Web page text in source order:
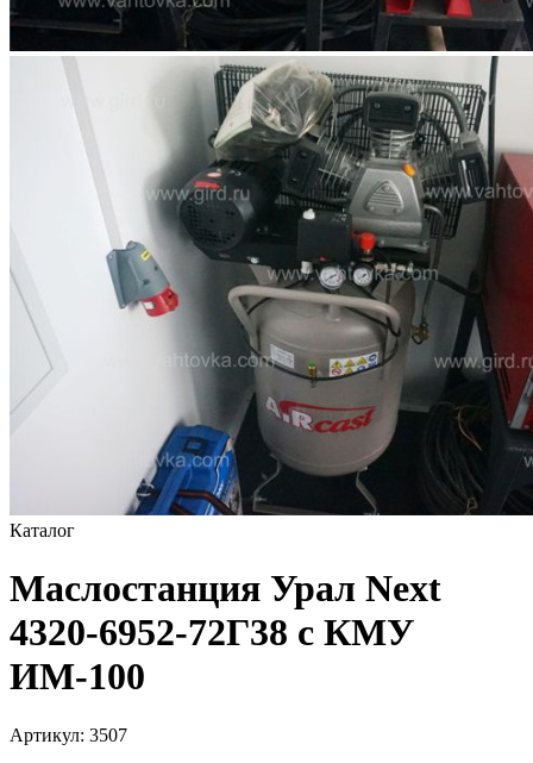
Каталог
Маслостанция Урал Next
4320-6952-72Г38 с КМУ
ИМ-100
Артикул: 3507